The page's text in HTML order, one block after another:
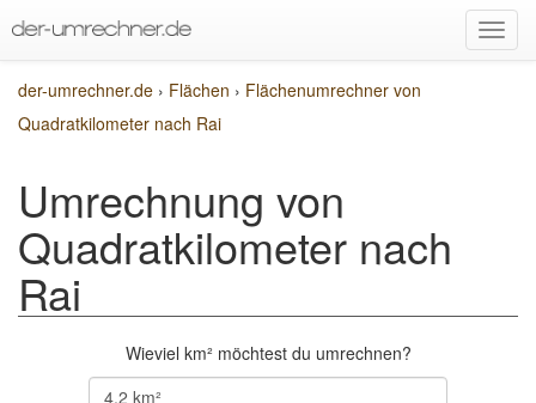
der-umrechner.de › Flächen › Flächenumrechner von
Quadratkilometer nach Rai
Umrechnung von
Quadratkilometer nach
Rai
Wieviel km² möchtest du umrechnen?